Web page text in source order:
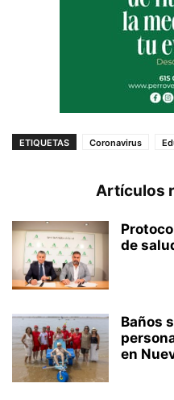
ETIQUETAS Coronavirus
Artículos
de
Baños
en